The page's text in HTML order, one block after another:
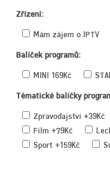
Zřízení:
Mám zájem o IPTV
Balíček programů:
MINI 169Kč
Tématické balíčky
Zpravodajství +39Kč
Film +79Kč
Sport +159Kč